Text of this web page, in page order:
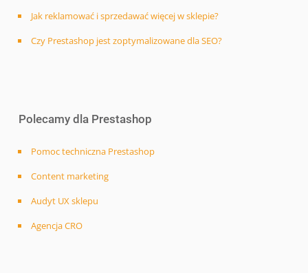
Jak reklamować i sprzedawać więcej w sklepie?
Czy Prestashop jest zoptymalizowane dla SEO?
Polecamy dla Prestashop
Pomoc techniczna Prestashop
Content marketing
Audyt UX sklepu
Agencja CRO